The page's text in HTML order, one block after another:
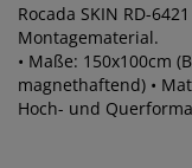
Rocada SKIN RD-
Montagematerial.
• Maße: 150x100cm
magnethaftend) •
Hoch- und